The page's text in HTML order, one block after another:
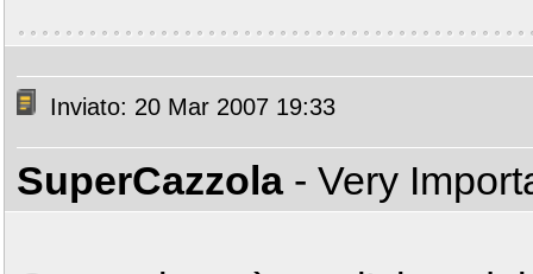
Inviato: 20 Mar 2007 19:33
SuperCazzola - Very